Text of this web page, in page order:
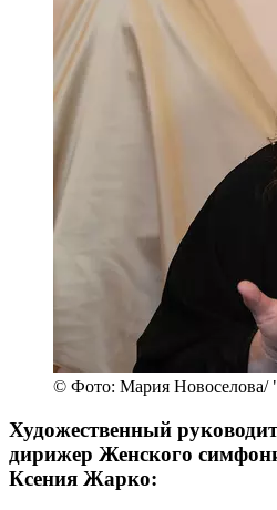
© Фото: Мария Новоселова/
Художественный
дирижер Женского
Ксения Жарко: